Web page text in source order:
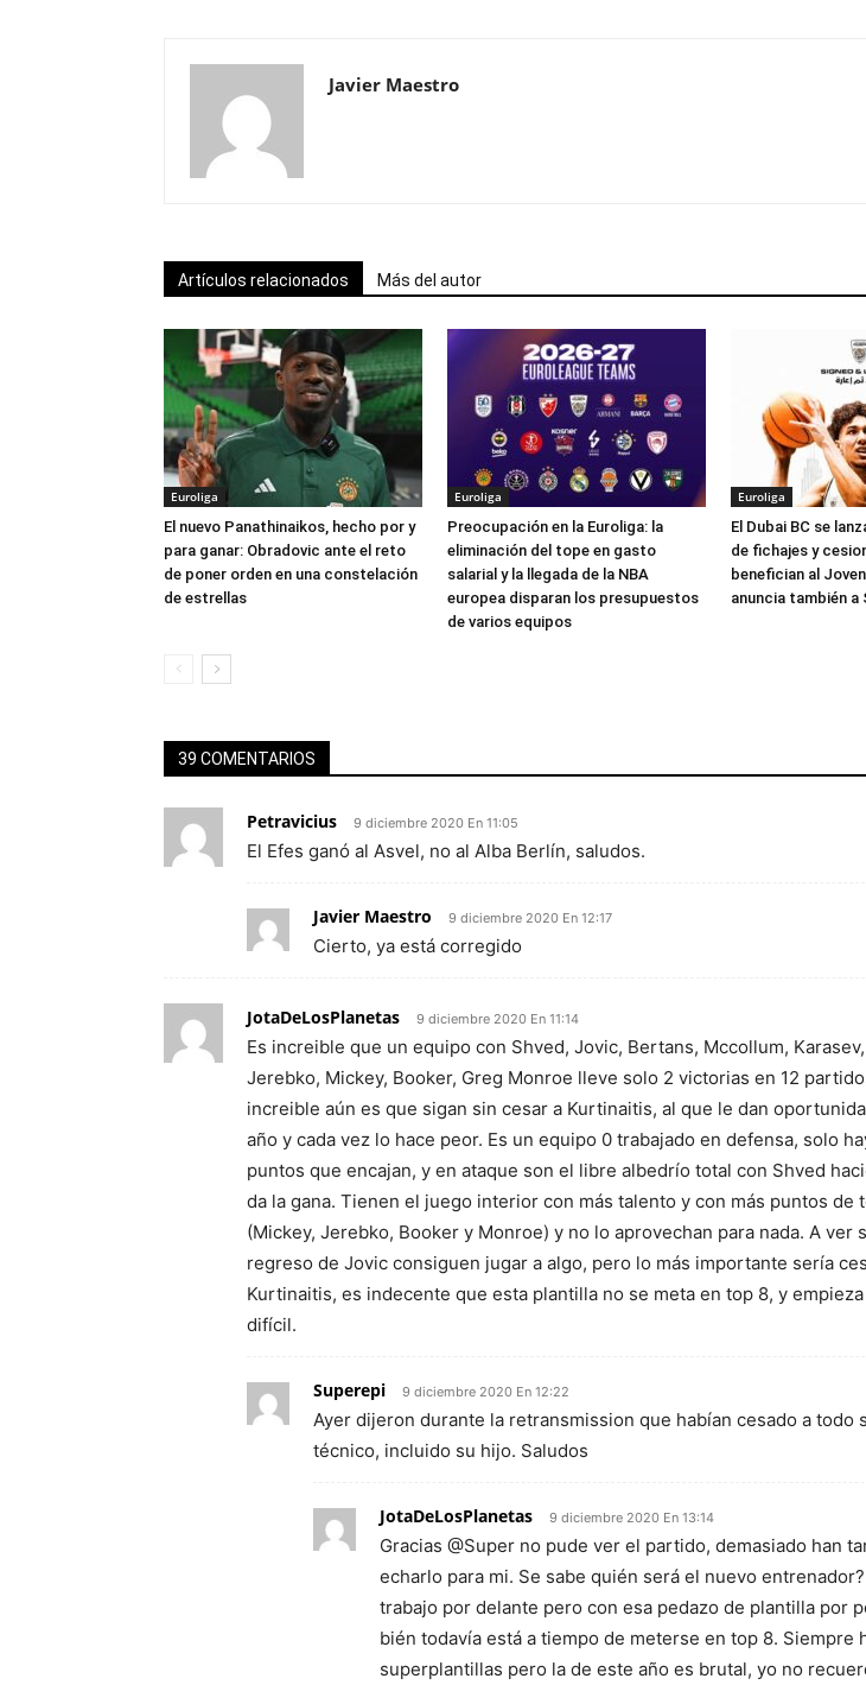
Javier Maestro
Artículos relacionados Más del autor
Euroliga
El nuevo Panathinaikos, hecho por y
para ganar: Obradovic ante el reto
de poner orden en una constelación
de estrellas
Euroliga
Preocupación en la Euroliga: la
eliminación del tope en gasto
salarial y la llegada de la NBA
europea disparan los presupuestos
de varios equipos
Euroliga
El Dubai BC se
de fichajes y
benefician al
anuncia también a
39 COMENTARIOS
Petravicius 9 diciembre 2020 En 11:05
El Efes ganó al Asvel, no al Alba Berlín, saludos.
Javier Maestro 9 diciembre 2020 En 12:17
Cierto, ya está corregido
JotaDeLosPlanetas 9 diciembre 2020 En 11:14
Es increible que un equipo con Shved, Jovic, Bertans, Mccollum,
Jerebko, Mickey, Booker, Greg Monroe lleve solo 2 victorias en 12
increible aún es que sigan sin cesar a Kurtinaitis, al que le dan
año y cada vez lo hace peor. Es un equipo 0 trabajado en defensa, solo
puntos que encajan, y en ataque son el libre albedrío total con Shved
da la gana. Tienen el juego interior con más talento y con más puntos de
(Mickey, Jerebko, Booker y Monroe) y no lo aprovechan para nada. A ver
regreso de Jovic consiguen jugar a algo, pero lo más importante sería
Kurtinaitis, es indecente que esta plantilla no se meta en top 8, y
difícil.
Superepi 9 diciembre 2020 En 12:22
Ayer dijeron durante la retransmission que habían cesado a todo
técnico, incluido su hijo. Saludos
JotaDeLosPlanetas 9 diciembre 2020 En 13:14
Gracias @Super no pude ver el partido, demasiado han
echarlo para mi. Se sabe quién será el nuevo
trabajo por delante pero con esa pedazo de plantilla por
bién todavía está a tiempo de meterse en top 8. Siempre
superplantillas pero la de este año es brutal, yo no